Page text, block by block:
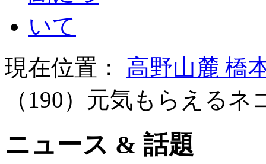
現在位置： 高野山麓 橋
（190）元気もらえるネ
ニュース & 話題